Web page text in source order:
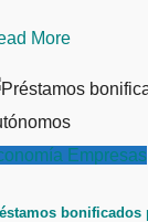
More
Empresas
bonificados